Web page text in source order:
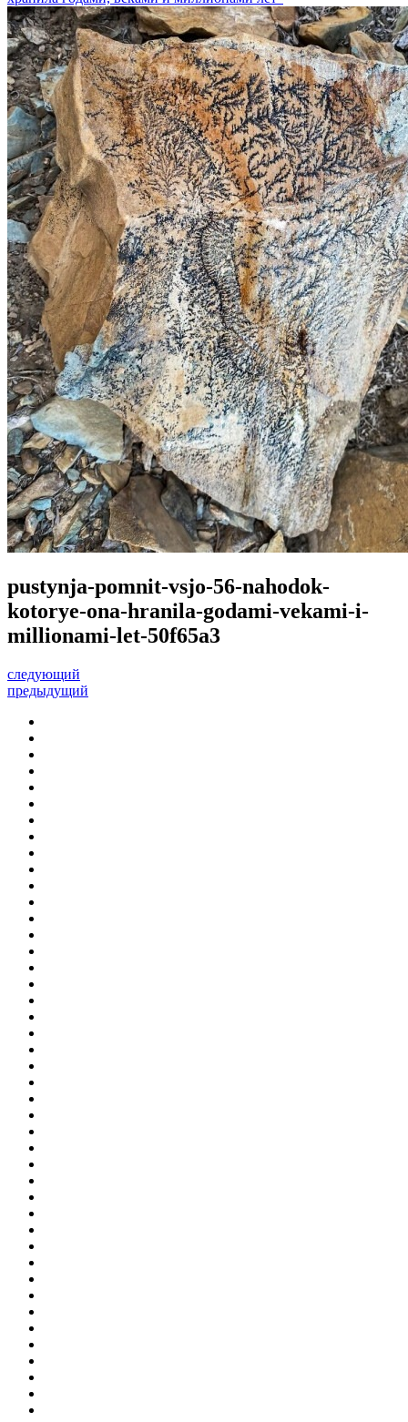
pustynja-pomnit-vsjo-56-nahodok-
kotorye-ona-hranila-godami-vekami-i-
millionami-let-50f65a3
следующий
предыдущий